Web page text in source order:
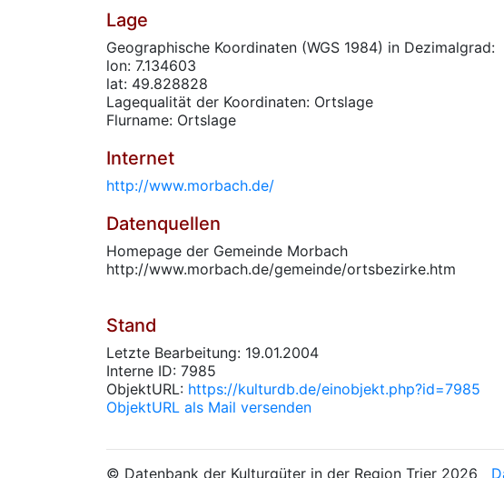
Lage
Geographische Koordinaten (WGS 1984) in Dezimalgrad:
lon: 7.134603
lat: 49.828828
Lagequalität der Koordinaten: Ortslage
Flurname: Ortslage
Internet
http://www.morbach.de/
Datenquellen
Homepage der Gemeinde Morbach
http://www.morbach.de/gemeinde/ortsbezirke.htm
Stand
Letzte Bearbeitung: 19.01.2004
Interne ID: 7985
ObjektURL: https://kulturdb.de/einobjekt.php?id=7985
ObjektURL als Mail versenden
© Datenbank der Kulturgüter in der Region Trier 2026